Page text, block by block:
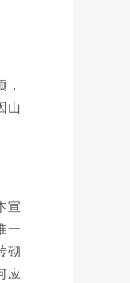
山
宣
一
砌
应